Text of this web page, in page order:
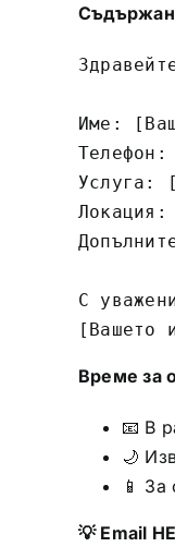
Име:
Услуга:
С
[Вашето
Време за
📧 В
🌙
📱
💡 Email